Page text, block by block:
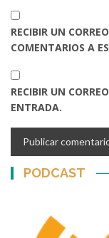
RECIBIR UN
COMENTARIOS A
RECIBIR UN
ENTRADA.
PODCAST